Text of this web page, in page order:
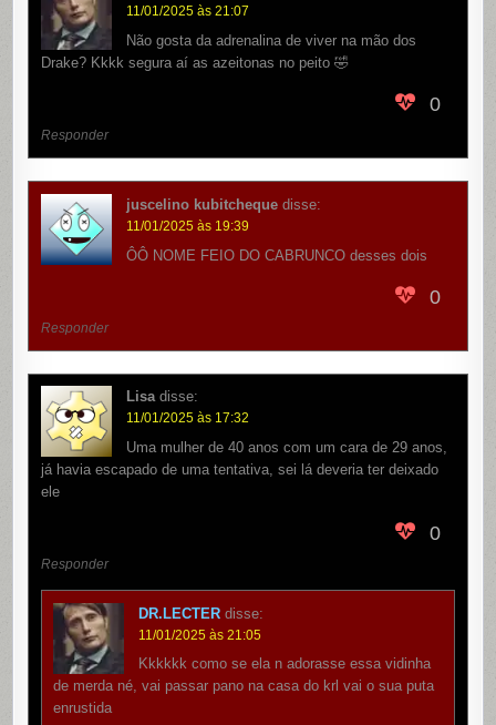
11/01/2025 às 21:07
Não gosta da adrenalina de viver na mão dos
Drake? Kkkk segura aí as azeitonas no peito 🤣
0
Responder
juscelino kubitcheque disse:
11/01/2025 às 19:39
ÔÔ NOME FEIO DO CABRUNCO desses dois
0
Responder
Lisa disse:
11/01/2025 às 17:32
Uma mulher de 40 anos com um cara de 29 anos,
já havia escapado de uma tentativa, sei lá deveria ter deixado
ele
0
Responder
DR.LECTER disse:
11/01/2025 às 21:05
Kkkkkk como se ela n adorasse essa vidinha
de merda né, vai passar pano na casa do krl vai o sua puta
enrustida